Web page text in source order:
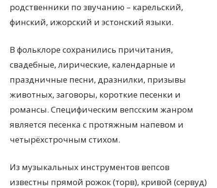
родственники по звучанию – карельский,
финский, ижорский и эстонский языки.
В фольклоре сохранились причитания,
свадебные, лирические, календарные и
праздничные песни, дразнилки, призывы
животных, заговоры, короткие песенки и
романсы. Специфическим вепсским жанром
является песенка с протяжным напевом и
четырёхстрочным стихом.
Из музыкальных инструментов вепсов
известны прямой рожок (торв), кривой (сервуд)